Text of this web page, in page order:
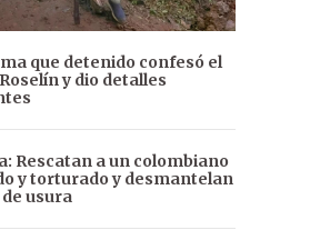
que detenido confesó el
y dio detalles
Rescatan a un colombiano
y torturado y desmantelan
usura